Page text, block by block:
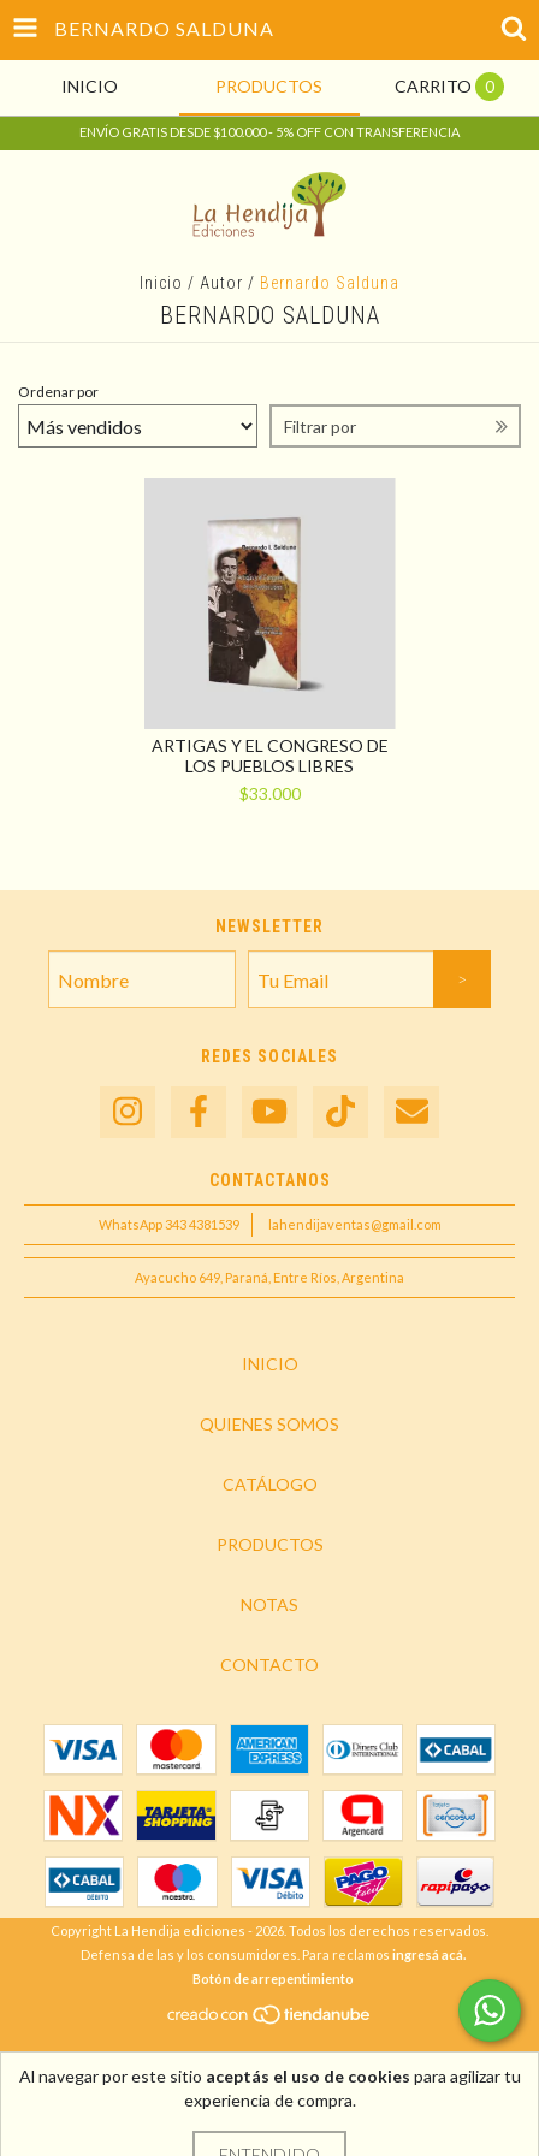
BERNARDO SALDUNA
INICIO PRODUCTOS CARRITO 0
ENVÍO GRATIS DESDE $100.000 - 5% OFF CON TRANSFERENCIA
Al navegar por este sitio aceptás el uso de cookies para agilizar tu
experiencia de compra.
Inicio / Autor / Bernardo Salduna
BERNARDO SALDUNA
Ordenar por
Filtrar por
ARTIGAS Y EL CONGRESO DE
LOS PUEBLOS LIBRES
$33.000
NEWSLETTER
REDES SOCIALES
CONTACTANOS
WhatsApp 343 4381539 lahendijaventas@gmail.com
Ayacucho 649, Paraná, Entre Ríos, Argentina
INICIO
QUIENES SOMOS
CATÁLOGO
PRODUCTOS
NOTAS
CONTACTO
Copyright La Hendija ediciones - 2026. Todos los derechos reservados.
Defensa de las y los consumidores. Para reclamos ingresá acá.
Botón de arrepentimiento